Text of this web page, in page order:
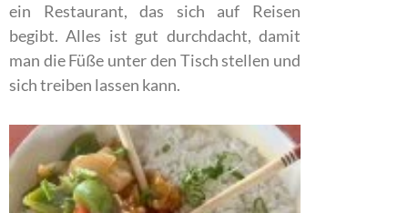
ein Restaurant, das sich auf Reisen
begibt. Alles ist gut durchdacht, damit
man die Füße unter den Tisch stellen und
sich treiben lassen kann.